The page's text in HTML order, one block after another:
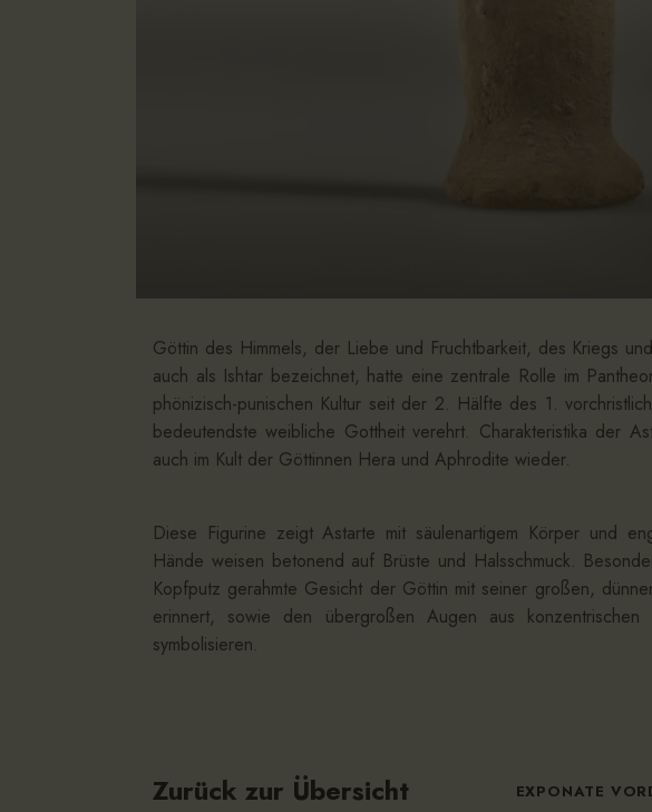
Göttin des Himmels, der Liebe und Fruchtbarkeit, des Kriegs
auch als Ishtar bezeichnet, hatte eine zentrale Rolle im
phönizisch-punischen Kultur seit der 2. Hälfte des 1.
bedeutendste weibliche Gottheit verehrt. Charakteristika der
auch im Kult der Göttinnen Hera und Aphrodite wieder.
Diese Figurine zeigt Astarte mit säulenartigem Körper und
Hände weisen betonend auf Brüste und Halsschmuck.
Kopfputz gerahmte Gesicht der Göttin mit seiner großen,
erinnert, sowie den übergroßen Augen aus
symbolisieren.
Zurück zur Übersicht EXPONATE